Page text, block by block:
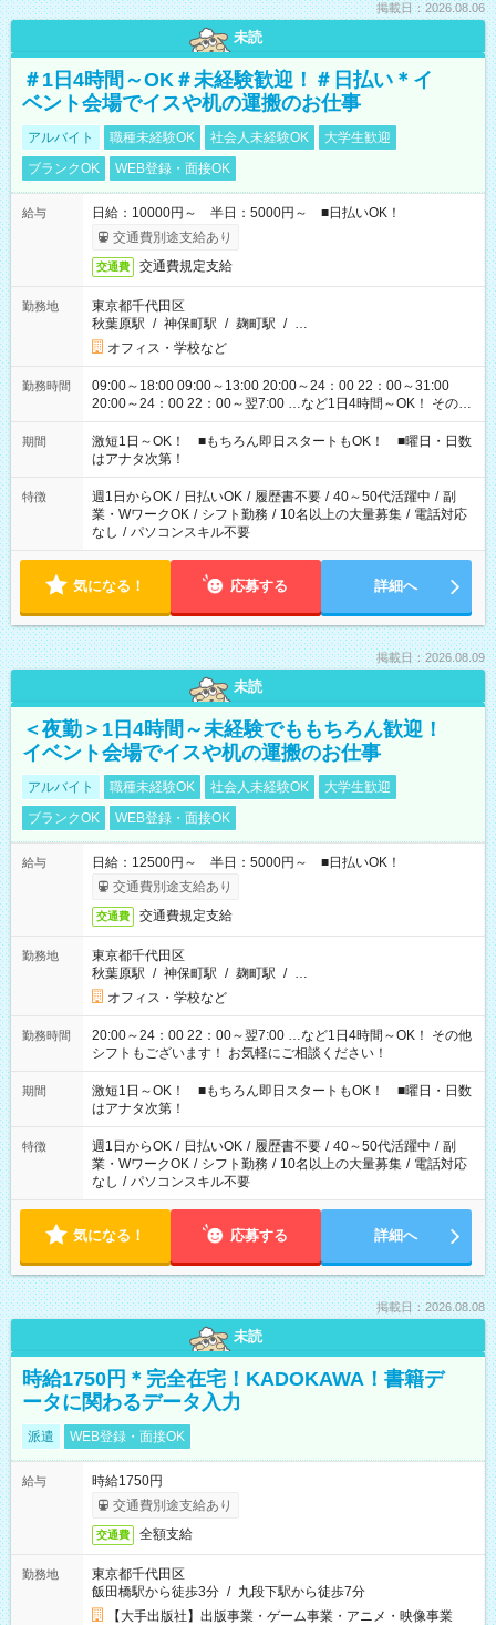
掲載日：2026.08.06
未読
＃1日4時間～OK＃未経験歓迎！＃日払い＊イ
ベント会場でイスや机の運搬のお仕事
アルバイト 職種未経験OK 社会人未経験OK
大学生歓迎
ブランクOK
WEB登録・面接OK
給与
日給：10000円～ 半日：5000円～ ■日払いOK！
交通費別途支給あり
交通費 交通費規定支給
勤務地
東京都千代田区
秋葉原駅 / 神保町駅 / 麹町駅 / …
オフィス・学校など
勤務時間
09:00～18:00 09:00～13:00 20:00～24：00 22：00～31:00
20:00～24：00 22：00～翌7:00 …など1日4時間～OK！ その他
シフトもございます！ お気軽にご相談ください！
期間
激短1日～OK！ ■もちろん即日スタートもOK！ ■曜日・日数
はアナタ次第！
特徴 週1日からOK / 日払いOK / 履歴書不要 / 40～50代活躍中 / 副
業・WワークOK / シフト勤務 / 10名以上の大量募集 / 電話対応
なし / パソコンスキル不要
気になる！ 応募する 詳細へ
掲載日：2026.08.09
未読
＜夜勤＞1日4時間～未経験でももちろん歓迎！
イベント会場でイスや机の運搬のお仕事
アルバイト 職種未経験OK 社会人未経験OK
大学生歓迎
ブランクOK
WEB登録・面接OK
給与
日給：12500円～ 半日：5000円～ ■日払いOK！
交通費別途支給あり
交通費 交通費規定支給
勤務地
東京都千代田区
秋葉原駅 / 神保町駅 / 麹町駅 / …
オフィス・学校など
勤務時間
20:00～24：00 22：00～翌7:00 …など1日4時間～OK！ その他
シフトもございます！ お気軽にご相談ください！
期間
激短1日～OK！ ■もちろん即日スタートもOK！ ■曜日・日数
はアナタ次第！
特徴 週1日からOK / 日払いOK / 履歴書不要 / 40～50代活躍中 / 副
業・WワークOK / シフト勤務 / 10名以上の大量募集 / 電話対応
なし / パソコンスキル不要
気になる！ 応募する 詳細へ
掲載日：2026.08.08
未読
時給1750円＊完全在宅！KADOKAWA！書籍デ
ータに関わるデータ入力
派遣 WEB登録・面接OK
給与
時給1750円
交通費別途支給あり
交通費 全額支給
勤務地
東京都千代田区
飯田橋駅から徒歩3分 / 九段下駅から徒歩7分
【大手出版社】出版事業・ゲーム事業・アニメ・映像事業